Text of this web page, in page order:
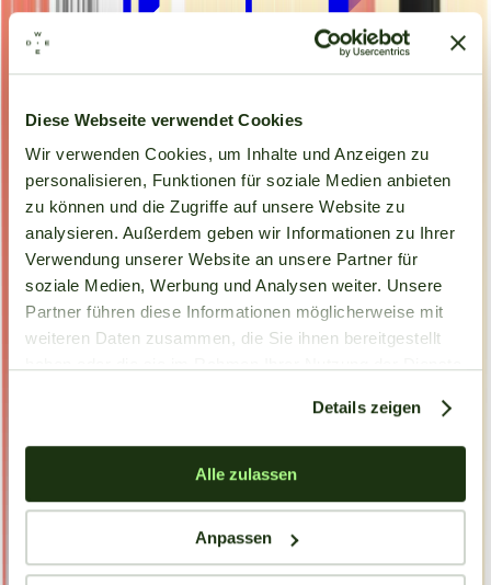
Diese Webseite verwendet Cookies
Wir verwenden Cookies, um Inhalte und Anzeigen zu
personalisieren, Funktionen für soziale Medien anbieten
zu können und die Zugriffe auf unsere Website zu
analysieren. Außerdem geben wir Informationen zu Ihrer
Verwendung unserer Website an unsere Partner für
soziale Medien, Werbung und Analysen weiter. Unsere
Partner führen diese Informationen möglicherweise mit
weiteren Daten zusammen, die Sie ihnen bereitgestellt
Details zeigen
Alle zulassen
Anpassen
Kapseln